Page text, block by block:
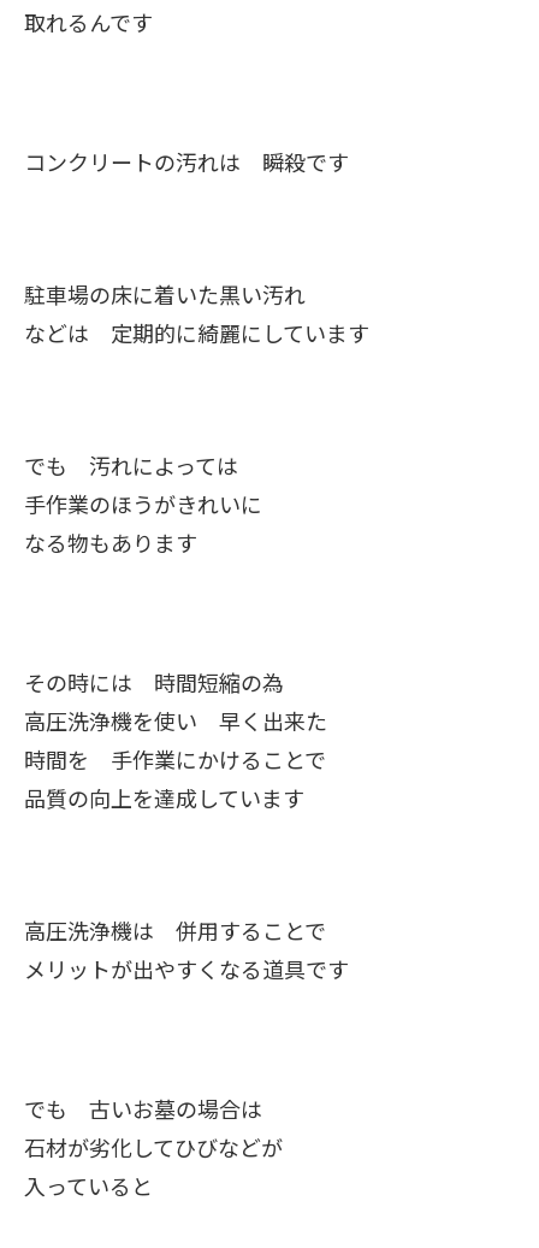
取れるんです
コンクリートの汚れは 瞬殺です
駐車場の床に着いた黒い汚れ
などは 定期的に綺麗にしています
でも 汚れによっては
手作業のほうがきれいに
なる物もあります
その時には 時間短縮の為
高圧洗浄機を使い 早く出来た
時間を 手作業にかけることで
品質の向上を達成しています
高圧洗浄機は 併用することで
メリットが出やすくなる道具です
でも 古いお墓の場合は
石材が劣化してひびなどが
入っていると